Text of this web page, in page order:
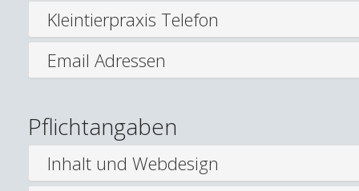
Kleintierpraxis Telefon
Email Adressen
Pflichtangaben
Inhalt und Webdesign